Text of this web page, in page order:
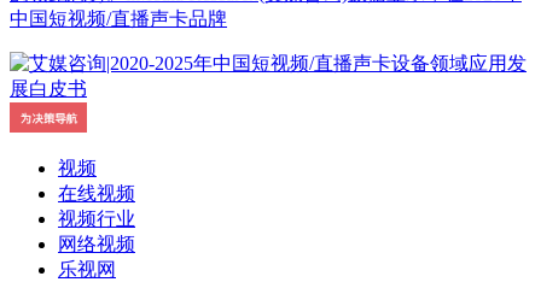
中国短视频/直播声卡品牌
视频
在线视频
视频行业
网络视频
乐视网